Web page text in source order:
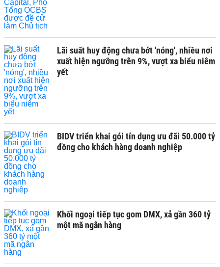
Lãi suất huy động chưa bớt 'nóng', nhiều nơi
xuất hiện ngưỡng trên 9%, vượt xa biểu niêm
yết
BIDV triển khai gói tín dụng ưu đãi 50.000 tỷ
đồng cho khách hàng doanh nghiệp
Khối ngoại tiếp tục gom DMX, xả gần 360 tỷ
một mã ngân hàng